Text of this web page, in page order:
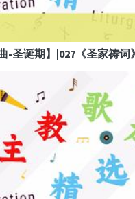
-圣诞期】|027《圣家祷词